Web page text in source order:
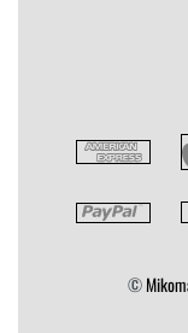
Płatność i Dostawa
©